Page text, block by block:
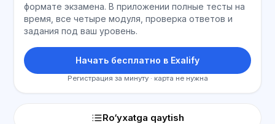
формате экзамена. В приложении полные тесты на
время, все четыре модуля, проверка ответов и
задания под ваш уровень.
Начать бесплатно в Exalify
Регистрация за минуту · карта не нужна
Ro‘yxatga qaytish